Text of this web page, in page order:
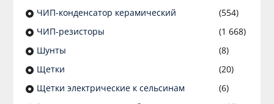
ЧИП-конденсатор керамический
(554)
ЧИП-резисторы
(1 668)
Шунты
(8)
Щетки
(20)
Щетки электрические к сельсинам
(6)